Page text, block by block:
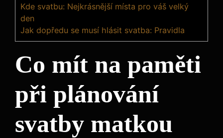
Kde svatbu: Nejkrásnější místa pro váš velký
den
Jak dopředu se musí hlásit svatba: Pravidla
Co mít na paměti
při plánování
svatby matkou